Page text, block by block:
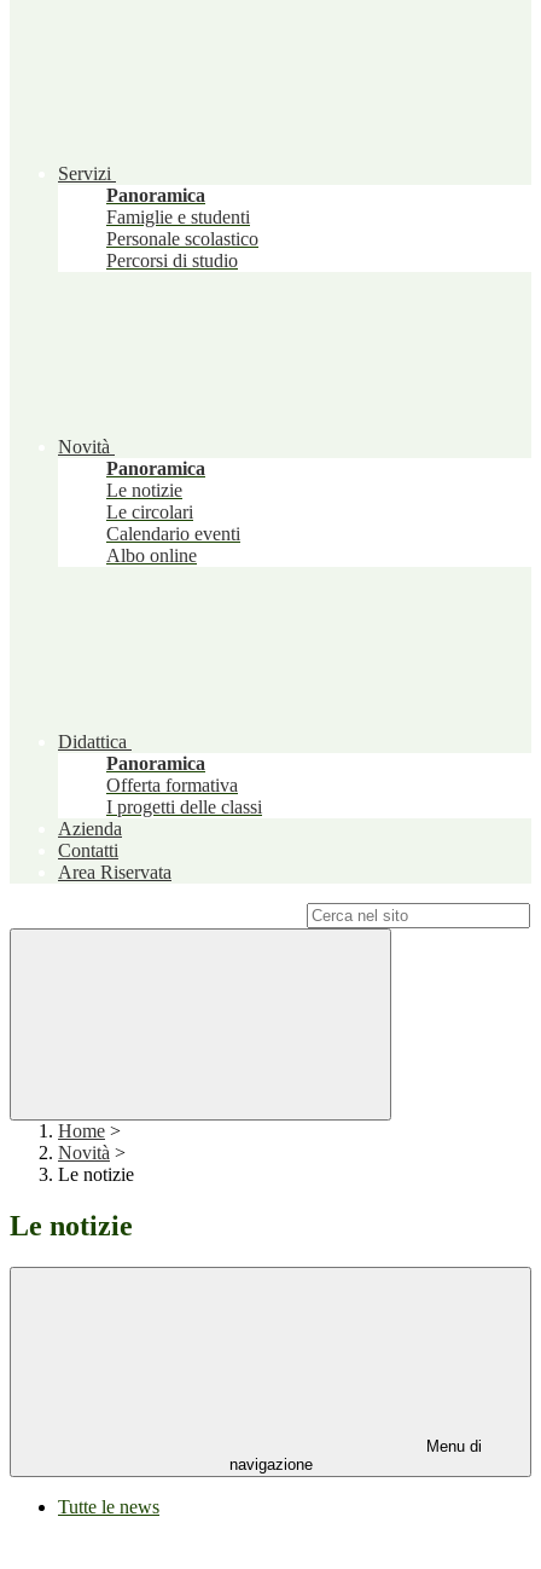
Servizi
Panoramica
Famiglie e studenti
Personale scolastico
Percorsi di studio
Novità
Panoramica
Le notizie
Le circolari
Calendario eventi
Albo online
Didattica
Panoramica
Offerta formativa
I progetti delle classi
Azienda
Contatti
Area Riservata
Home >
Novità >
Le notizie
Le notizie
Menu di
navigazione
Tutte le news